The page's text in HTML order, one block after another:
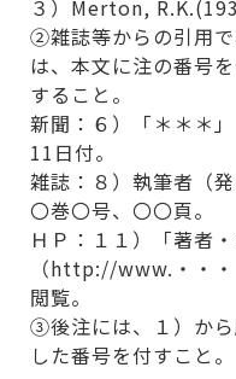
３）Merton,
②雑誌等からの引用
は、本文に注の番号
すること。
新聞：６）「＊＊＊
11日付。
雑誌：８）執筆者（
〇巻〇号、〇〇頁。
ＨＰ：１１）「著者
（http://www.・・
閲覧。
③後注には、１）か
した番号を付すこと。